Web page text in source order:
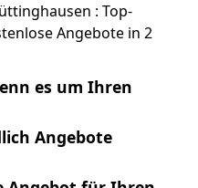
: Top-
Angebote in 2
es um Ihren
Angebote